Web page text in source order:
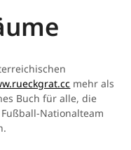
mehr als
Buch für alle, die
Nationalteam